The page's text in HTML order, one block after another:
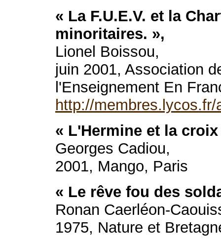
« La F.U.E.V. et la
minoritaires. »,
Lionel Boissou,
juin 2001, Association
l'Enseignement En
http://
« L'Hermine et la
Georges Cadiou,
2001, Mango, Paris
« Le rêve fou des
Ronan Caerléon-
1975, Nature et